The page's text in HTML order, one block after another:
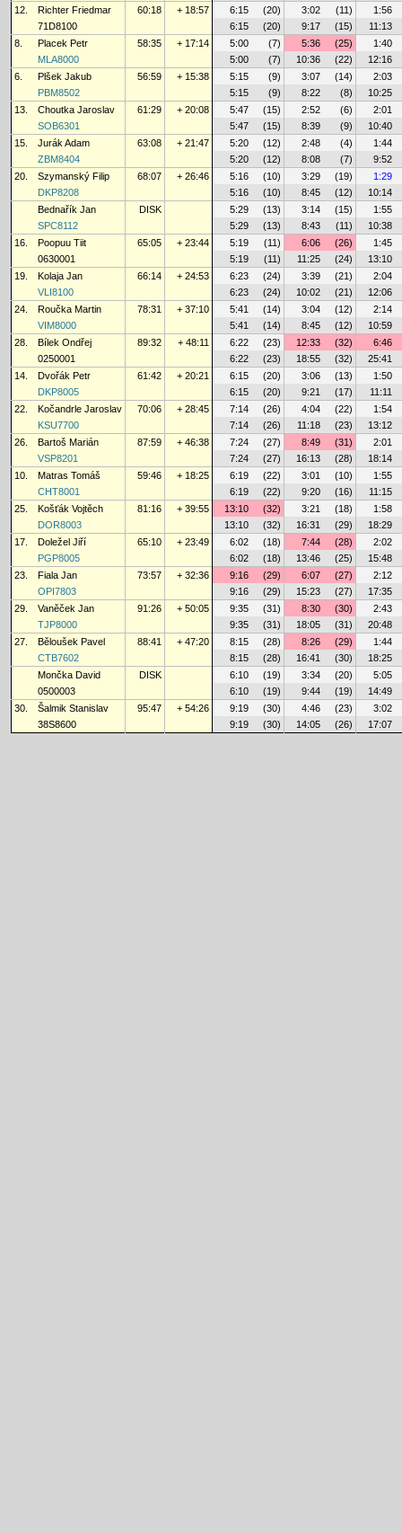
12.
Richter Friedmar 60:18 + 18:57 6:15 (20) 3:02 (11)
1:56
71D8100
6:15 (20) 9:17 (15)
11:13
8.
Placek Petr 58:35 + 17:14 5:00 (7) 5:36 (25)
1:40
MLA8000
5:00 (7) 10:36 (22)
12:16
6.
Plšek Jakub 56:59 + 15:38 5:15 (9) 3:07 (14)
2:03
PBM8502
5:15 (9) 8:22 (8)
10:25
13.
Choutka Jaroslav 61:29 + 20:08 5:47 (15) 2:52 (6)
2:01
SOB6301
5:47 (15) 8:39 (9)
10:40
15.
Jurák Adam 63:08 + 21:47 5:20 (12) 2:48 (4)
1:44
ZBM8404
5:20 (12) 8:08 (7)
9:52
20.
Szymanský Filip 68:07 + 26:46 5:16 (10) 3:29 (19)
1:29
DKP8208
5:16 (10) 8:45 (12)
10:14
Bednařík Jan
DISK 5:29 (13) 3:14 (15)
1:55
SPC8112
5:29 (13) 8:43 (11)
10:38
16.
Poopuu Tiit 65:05 + 23:44 5:19 (11) 6:06 (26)
1:45
0630001
5:19 (11) 11:25 (24)
13:10
19.
Kolaja Jan 66:14 + 24:53 6:23 (24) 3:39 (21)
2:04
VLI8100
6:23 (24) 10:02 (21)
12:06
24.
Roučka Martin 78:31 + 37:10 5:41 (14) 3:04 (12)
2:14
VIM8000
5:41 (14) 8:45 (12)
10:59
28.
Bílek Ondřej 89:32 + 48:11 6:22 (23) 12:33 (32)
6:46
0250001
6:22 (23) 18:55 (32)
25:41
14.
Dvořák Petr 61:42 + 20:21 6:15 (20) 3:06 (13)
1:50
DKP8005
6:15 (20) 9:21 (17)
11:11
22.
Kočandrle Jaroslav 70:06 + 28:45 7:14 (26) 4:04 (22)
1:54
KSU7700
7:14 (26) 11:18 (23)
13:12
26.
Bartoš Marián 87:59 + 46:38 7:24 (27) 8:49 (31)
2:01
VSP8201
7:24 (27) 16:13 (28)
18:14
10.
Matras Tomáš 59:46 + 18:25 6:19 (22) 3:01 (10)
1:55
CHT8001
6:19 (22) 9:20 (16)
11:15
25.
Košťák Vojtěch 81:16 + 39:55 13:10 (32) 3:21 (18)
1:58
DOR8003
13:10 (32) 16:31 (29)
18:29
17.
Doležel Jiří 65:10 + 23:49 6:02 (18) 7:44 (28)
2:02
PGP8005
6:02 (18) 13:46 (25)
15:48
23.
Fiala Jan 73:57 + 32:36 9:16 (29) 6:07 (27)
2:12
OPI7803
9:16 (29) 15:23 (27)
17:35
29.
Vaněček Jan 91:26 + 50:05 9:35 (31) 8:30 (30)
2:43
TJP8000
9:35 (31) 18:05 (31)
20:48
27.
Běloušek Pavel 88:41 + 47:20 8:15 (28) 8:26 (29)
1:44
CTB7602
8:15 (28) 16:41 (30)
18:25
Mončka David
DISK 6:10 (19) 3:34 (20)
5:05
0500003
6:10 (19) 9:44 (19)
14:49
30.
Šalmik Stanislav 95:47 + 54:26 9:19 (30) 4:46 (23)
3:02
38S8600
9:19 (30) 14:05 (26) 17:07